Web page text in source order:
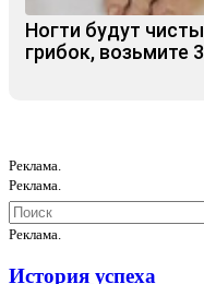
Ногти будут
грибок, возьмите
Реклама.
Реклама.
Реклама.
История успеха